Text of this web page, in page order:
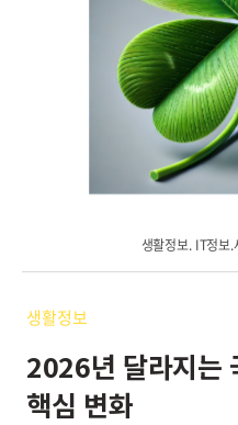
생활정보. IT정보
생활정보
2026년 달라지는
핵심 변화